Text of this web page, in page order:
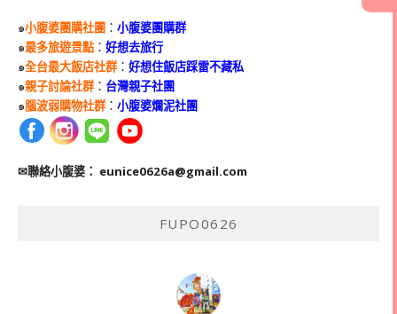
๑小腹婆團購社團 ： 小腹婆團購群
๑最多旅遊景點： 好想去旅行
๑全台最大飯店社群： 好想住飯店踩雷不藏私
๑親子討論社群： 台灣親子社團
๑腦波弱購物社群： 小腹婆爛泥社團
✉聯絡小腹婆： eunice0626a@gmail.com
FUPO0626